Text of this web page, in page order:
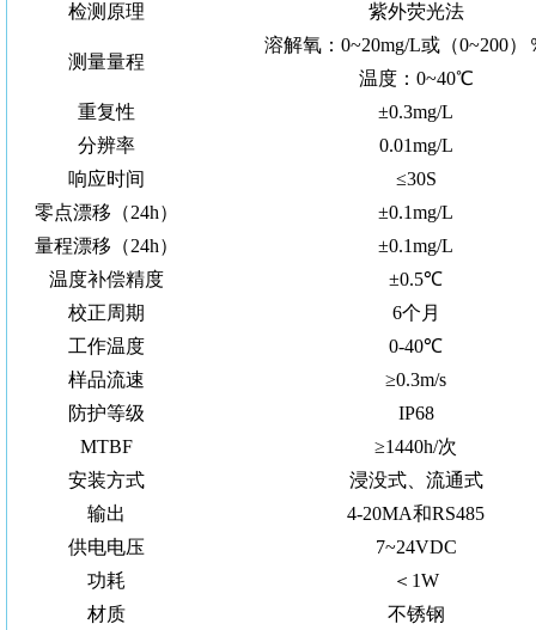
检测原理
紫外荧光法
测量量程
溶解氧：0~20mg/L或（0~200）
温度：0~40℃
重复性
±0.3mg/L
分辨率
0.01mg/L
响应时间
≤30S
零点漂移（24h）
±0.1mg/L
量程漂移（24h）
±0.1mg/L
温度补偿精度
±0.5℃
校正周期
6个月
工作温度
0-40℃
样品流速
≥0.3m/s
防护等级
IP68
MTBF
≥1440h/次
安装方式
浸没式、流通式
输出
4-20MA和RS485
供电电压
7~24VDC
功耗
＜1W
材质
不锈钢